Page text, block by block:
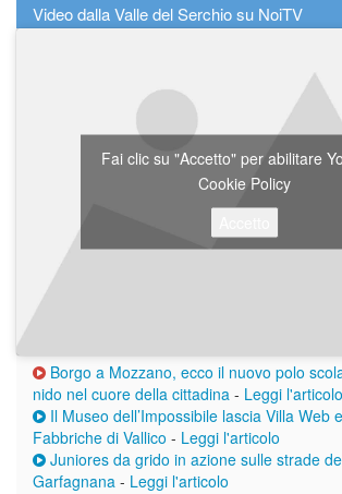
Video dalla Valle del Serchio su NoiTV
Fai clic su "Accetto" per abilitare
Cookie Policy
Borgo a Mozzano, ecco il nuovo polo
nido nel cuore della cittadina - Leggi l'articolo
Il Museo dell’Impossibile lascia Villa Web
Fabbriche di Vallico - Leggi l'articolo
Juniores da grido in azione sulle strade
Garfagnana - Leggi l'articolo